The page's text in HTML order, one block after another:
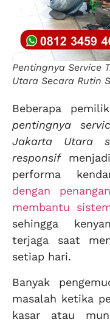
Pentingnya Service
Utara Secara Rutin
Beberapa
pentingnya
Jakarta Utara
responsif
performa
dengan
membantu
sehingga
terjaga saat
setiap hari.
Banyak
masalah ketika
kasar atau